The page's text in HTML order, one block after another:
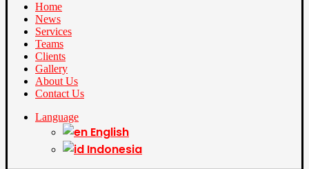
Home
News
Services
Teams
Clients
Gallery
About Us
Contact Us
Language
English
Indonesia